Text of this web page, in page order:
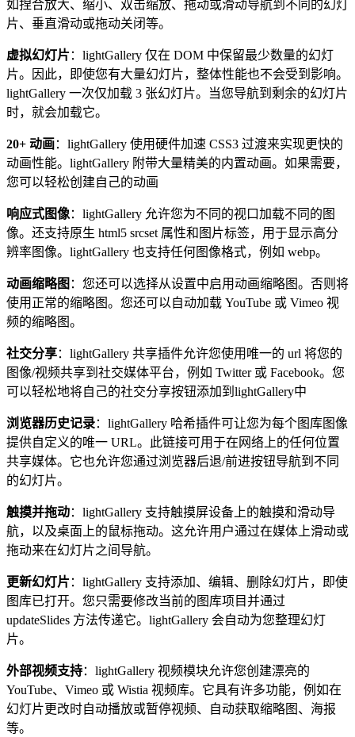
如捏合放大、缩小、双击缩放、拖动或滑动导航到不同的幻灯
片、垂直滑动或拖动关闭等。
虚拟幻灯片：lightGallery 仅在 DOM 中保留最少数量的幻灯
片。因此，即使您有大量幻灯片，整体性能也不会受到影响。
lightGallery 一次仅加载 3 张幻灯片。当您导航到剩余的幻灯片
时，就会加载它。
20+ 动画：lightGallery 使用硬件加速 CSS3 过渡来实现更快的
动画性能。lightGallery 附带大量精美的内置动画。如果需要，
您可以轻松创建自己的动画
响应式图像：lightGallery 允许您为不同的视口加载不同的图
像。还支持原生 html5 srcset 属性和图片标签，用于显示高分
辨率图像。lightGallery 也支持任何图像格式，例如 webp。
动画缩略图 ：您还可以选择从设置中启用动画缩略图。否则将
使用正常的缩略图。您还可以自动加载 YouTube 或 Vimeo 视
频的缩略图。
社交分享：lightGallery 共享插件允许您使用唯一的 url 将您的
图像/视频共享到社交媒体平台，例如 Twitter 或 Facebook。您
可以轻松地将自己的社交分享按钮添加到lightGallery中
浏览器历史记录：lightGallery 哈希插件可让您为每个图库图像
提供自定义的唯一 URL。此链接可用于在网络上的任何位置
共享媒体。它也允许您通过浏览器后退/前进按钮导航到不同
的幻灯片。
触摸并拖动：lightGallery 支持触摸屏设备上的触摸和滑动导
航，以及桌面上的鼠标拖动。这允许用户通过在媒体上滑动或
拖动来在幻灯片之间导航。
更新幻灯片：lightGallery 支持添加、编辑、删除幻灯片，即使
图库已打开。您只需要修改当前的图库项目并通过
updateSlides 方法传递它。lightGallery 会自动为您整理幻灯
片。
外部视频支持：lightGallery 视频模块允许您创建漂亮的
YouTube、Vimeo 或 Wistia 视频库。它具有许多功能，例如在
幻灯片更改时自动播放或暂停视频、自动获取缩略图、海报
等。